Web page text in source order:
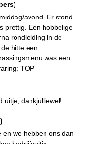
avond. Er stond
prettig. Een hobbelige
rondleiding in de
hitte een
was een
TOP
uitje, dankjulliewel!
en we hebben ons dan